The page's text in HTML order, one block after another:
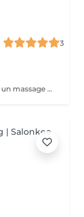
3
Une expérience de bien-être unique associant un massage doux, des huiles aromatiques et les sons apaisants des bols chantants tibétains. Les vibrations harmonieuses et les tonalités relaxantes créent une atmosphère immersive propice à la détente et à la déconnexion du quotidien.